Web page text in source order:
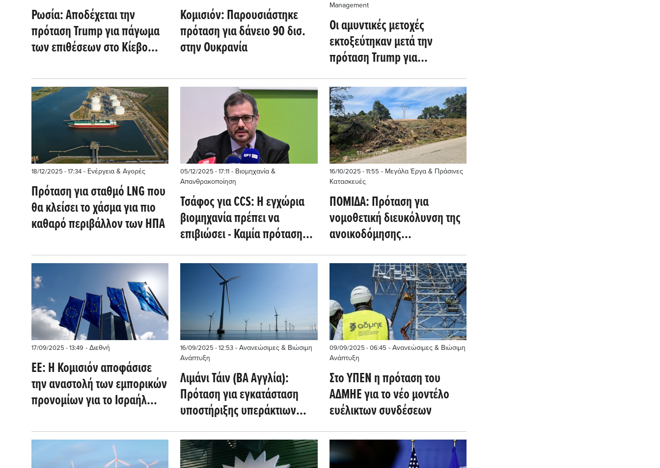
Ρωσία: Αποδέχεται την
πρόταση Trump για πάγωμα
των επιθέσεων στο Κίεβο
Κομισιόν: Παρουσιάστηκε
πρόταση για δάνειο 90 δισ.
στην Ουκρανία
Management
Οι αμυντικές μετοχές
εκτοξεύτηκαν μετά την
πρόταση Trump για
προϋπολογισμό 1,5 τρισ.
δολ. το 2027
18/12/2025 - 17:34 - Ενέργεια & Αγορές
Πρόταση για σταθμό LNG που
θα κλείσει το χάσμα για πιο
καθαρό περιβάλλον των ΗΠΑ
05/12/2025 - 17:11 - Βιομηχανία &
Απανθρακοποίηση
Τσάφος για CCS: Η εγχώρια
βιομηχανία πρέπει να
επιβιώσει - Καμία πρόταση
από τα άλλα κόμματα
16/10/2025 - 11:55 - Μεγάλα Έργα & Πράσινες
Κατασκευές
ΠΟΜΙΔΑ: Πρόταση για
νομοθετική διευκόλυνση της
ανοικοδόμησης
συνιδιόκτητων οικοπέδων
17/09/2025 - 13:49 - Διεθνή
EE: Η Κομισιόν αποφάσισε
την αναστολή των εμπορικών
προνομίων για το Ισραήλ
16/09/2025 - 12:53 - Ανανεώσιμες & Βιώσιμη
Ανάπτυξη
Λιμάνι Τάιν (ΒΑ Αγγλία):
Πρόταση για εγκατάσταση
υποστήριξης υπεράκτιων
αιολικών στη Β. Θάλασσα
09/09/2025 - 06:45 - Ανανεώσιμες & Βιώσιμη
Ανάπτυξη
Στο ΥΠΕΝ η πρόταση του
ΑΔΜΗΕ για το νέο μοντέλο
ευέλικτων συνδέσεων